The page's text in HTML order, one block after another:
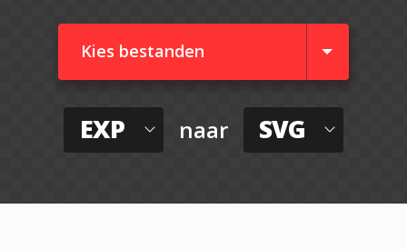
Kies bestanden
EXP naar SVG